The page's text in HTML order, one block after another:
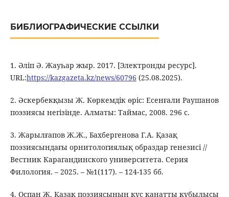
БИБЛИОГРАФИЧЕСКИЕ ССЫЛКИ
1. Әліп Ә. Жауһар жыр. 2017. [Электронды ресурс].
URL:https://kazgazeta.kz/news/60796 (25.08.2025).
2. Әскербекқызы Ж. Көркемдік өріс: Есенғали Раушанов
поэзиясы негізінде. Алматы: Таймас, 2008. 296 с.
3. Жарылғапов Ж.Ж., Бахбергенова Г.А. Қазақ
поэзиясындағы орнитологиялық образдар генезисі //
Вестник Карагандинского университета. Серия
Филология. – 2025. – №1(117). – 124-135 бб.
4. Оспан Ж. Қазақ поэзиясының құс қанатты құбылысы